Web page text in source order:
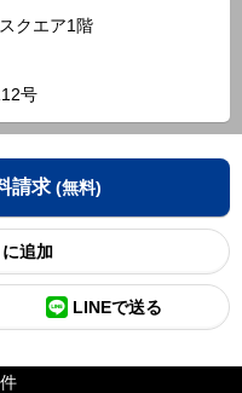
クエア1階
号
請求 (無料)
LINEで送る